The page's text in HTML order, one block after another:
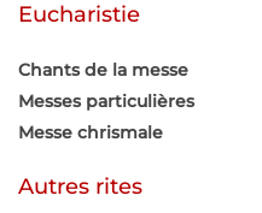
Eucharistie
Chants de la messe
Messes particulières
Messe chrismale
Autres rites